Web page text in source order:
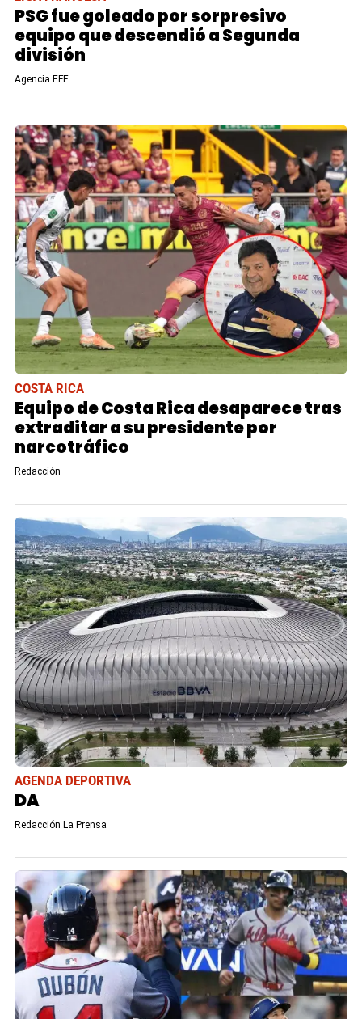
PSG fue goleado por sorpresivo
equipo que descendió a Segunda
división
Agencia EFE
COSTA RICA
Equipo de Costa Rica desaparece tras
extraditar a su presidente por
narcotráfico
Redacción
AGENDA DEPORTIVA
DA
Redacción La Prensa